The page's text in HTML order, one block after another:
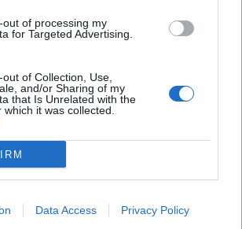
out of processing my
for Targeted Advertising.
of Collection, Use,
and/or Sharing of my
that Is Unrelated with the
it was collected.
Data Access Privacy Policy